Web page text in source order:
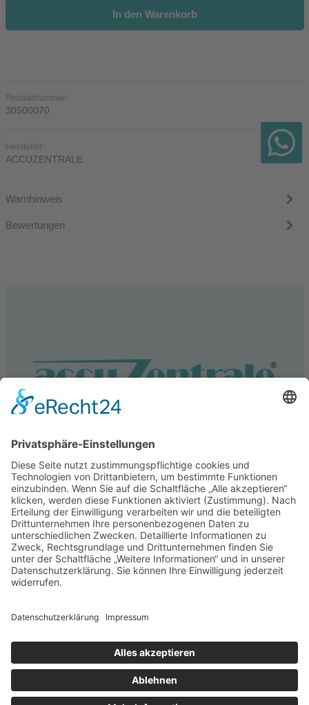
In den Warenkorb
Produktnummer:
30500070
Hersteller:
ACCUZENTRALE
Warnhinweis
Bewertungen
Service
Information
Unsere weiteren Shops
Alle Preise inkl. gesetzl. Mehrwertsteuer zzgl.Versandkosten
und ggf. Nachnahmegebühren, wenn nicht anders
angegeben.